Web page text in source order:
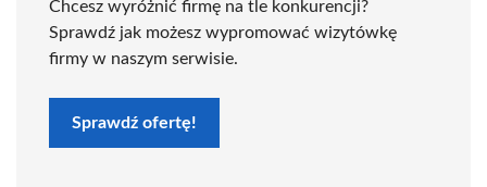
Chcesz wyróżnić firmę na tle konkurencji?
Sprawdź jak możesz wypromować wizytówkę
firmy w naszym serwisie.
Sprawdź ofertę!